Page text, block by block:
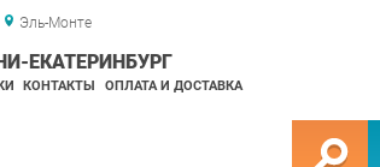
Эль-Монте
ЕКАТЕРИНБУРГ
КОНТАКТЫ ОПЛАТА И ДОСТАВКА